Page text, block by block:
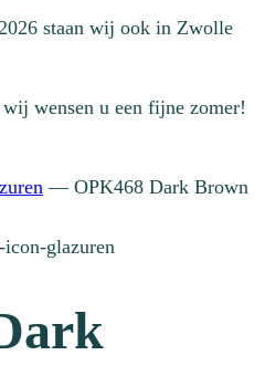
staan wij ook in Zwolle
wensen u een fijne zomer!
— OPK468 Dark Brown